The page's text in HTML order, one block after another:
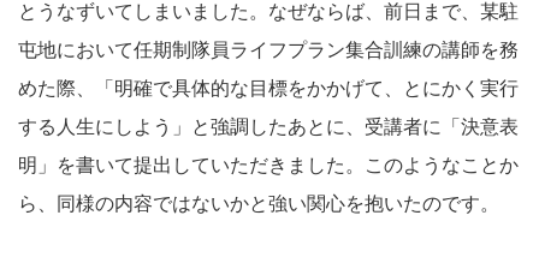
とうなずいてしまいました。なぜならば、前日まで、某駐
屯地において任期制隊員ライフプラン集合訓練の講師を務
めた際、「明確で具体的な目標をかかげて、とにかく実行
する人生にしよう」と強調したあとに、受講者に「決意表
明」を書いて提出していただきました。このようなことか
ら、同様の内容ではないかと強い関心を抱いたのです。